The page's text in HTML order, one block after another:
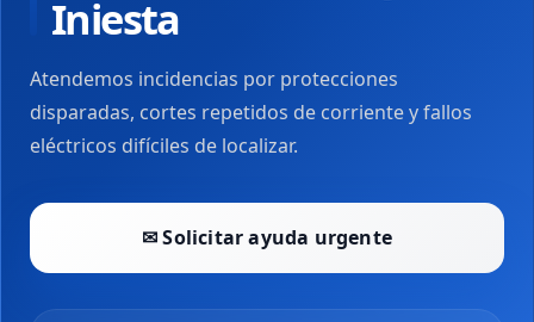
Iniesta
Atendemos incidencias por protecciones
disparadas, cortes repetidos de corriente y fallos
eléctricos difíciles de localizar.
✉ Solicitar ayuda urgente